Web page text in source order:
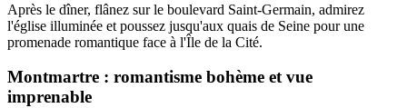
Après le dîner, flânez sur le boulevard Saint-Germain, admirez
l'église illuminée et poussez jusqu'aux quais de Seine pour une
promenade romantique face à l'Île de la Cité.
Montmartre : romantisme bohème et vue
imprenable